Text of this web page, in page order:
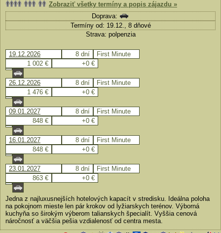
Zobraziť všetky termíny a popis zájazdu »
Doprava:
Termíny od: 19.12., 8 dňové
Strava: polpenzia
19.12.2026 8 dní
First Minute
1 002 €
+0 €
26.12.2026 8 dní
First Minute
1 476 €
+0 €
09.01.2027 8 dní
First Minute
848 €
+0 €
16.01.2027 8 dní
First Minute
848 €
+0 €
23.01.2027 8 dní
First Minute
863 €
+0 €
Jedna z najluxusnejších hotelových kapacít v stredisku. Ideálna poloha
na pokojnom mieste len pár krokov od lyžiarskych terénov. Výborná
kuchyňa so širokým výberom talianskych špecialít. Vyššia cenová
náročnosť a väčšia pešia vzdialenosť od centra mesta.